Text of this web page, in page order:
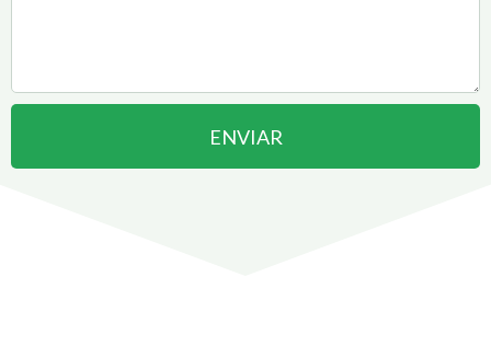
ENVIAR